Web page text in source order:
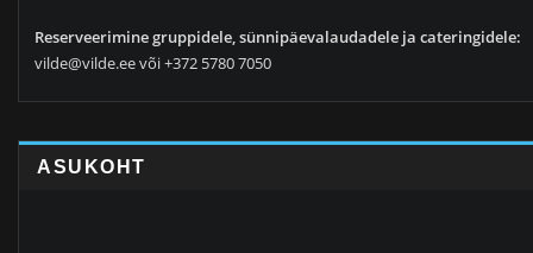
Reserveerimine gruppidele, sünnipäevalaudadele ja cateringidele:
vilde@vilde.ee või +372 5780 7050
ASUKOHT